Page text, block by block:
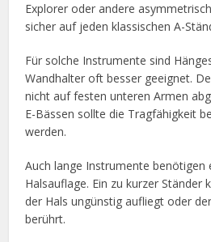
Explorer oder andere
sicher auf jeden klassischen A-
Für solche Instrumente sind
Wandhalter oft besser geeignet.
nicht auf festen unteren Armen
E-Bässen sollte die Tragfähigkeit
werden.
Auch lange Instrumente benötigen
Halsauflage. Ein zu kurzer Ständer
der Hals ungünstig aufliegt oder
berührt.